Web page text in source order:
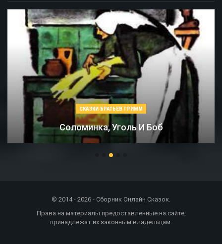
СКАЗКИ БРАТЬЕВ ГРИММ
Соломинка, Уголь И Боб
© 2014 - 2026 - Сборник Онлайн Сказок.
Права на материалы предоставленные на сайте,
принадлежат их законным владельцам.